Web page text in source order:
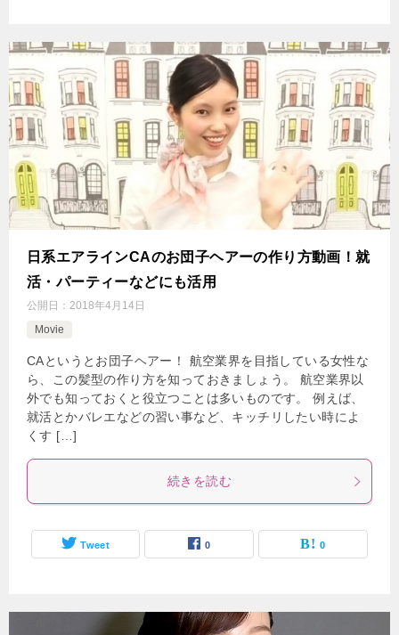
日系エアラインCAのお団子ヘアーの作り方動画！就
活・パーティーなどにも活用
公開日： 2018年4月14日
Movie
CAというとお団子ヘアー！ 航空業界を目指している女性な
ら、この髪型の作り方を知っておきましょう。 航空業界以
外でも知っておくと役立つことは多いものです。 例えば、
就活とかバレエなどの習い事など、キッチリしたい時によ
くす […]
続きを読む
Tweet 0 0